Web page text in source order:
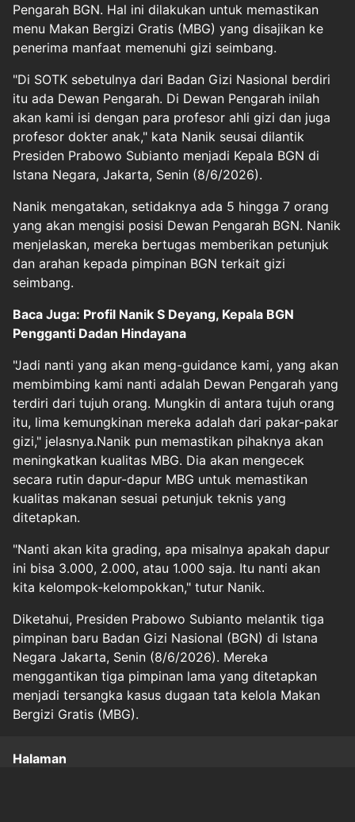
Pengarah BGN. Hal ini dilakukan untuk memastikan
menu Makan Bergizi Gratis (MBG) yang disajikan ke
penerima manfaat memenuhi gizi seimbang.
"Di SOTK sebetulnya dari Badan Gizi Nasional berdiri
itu ada Dewan Pengarah. Di Dewan Pengarah inilah
akan kami isi dengan para profesor ahli gizi dan juga
profesor dokter anak," kata Nanik seusai dilantik
Presiden Prabowo Subianto menjadi Kepala BGN di
Istana Negara, Jakarta, Senin (8/6/2026).
Nanik mengatakan, setidaknya ada 5 hingga 7 orang
yang akan mengisi posisi Dewan Pengarah BGN. Nanik
menjelaskan, mereka bertugas memberikan petunjuk
dan arahan kepada pimpinan BGN terkait gizi
seimbang.
Baca Juga: Profil Nanik S Deyang, Kepala BGN
Pengganti Dadan Hindayana
"Jadi nanti yang akan meng-guidance kami, yang akan
membimbing kami nanti adalah Dewan Pengarah yang
terdiri dari tujuh orang. Mungkin di antara tujuh orang
itu, lima kemungkinan mereka adalah dari pakar-pakar
gizi," jelasnya.Nanik pun memastikan pihaknya akan
meningkatkan kualitas MBG. Dia akan mengecek
secara rutin dapur-dapur MBG untuk memastikan
kualitas makanan sesuai petunjuk teknis yang
ditetapkan.
"Nanti akan kita grading, apa misalnya apakah dapur
ini bisa 3.000, 2.000, atau 1.000 saja. Itu nanti akan
kita kelompok-kelompokkan," tutur Nanik.
Diketahui, Presiden Prabowo Subianto melantik tiga
pimpinan baru Badan Gizi Nasional (BGN) di Istana
Negara Jakarta, Senin (8/6/2026). Mereka
menggantikan tiga pimpinan lama yang ditetapkan
menjadi tersangka kasus dugaan tata kelola Makan
Bergizi Gratis (MBG).
Halaman